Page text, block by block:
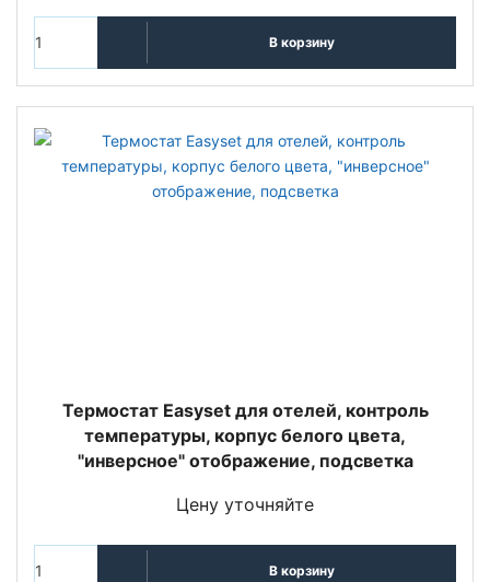
В корзину
Термостат Easyset для отелей, контроль
температуры, корпус белого цвета,
"инверсное" отображение, подсветка
Цену уточняйте
В корзину